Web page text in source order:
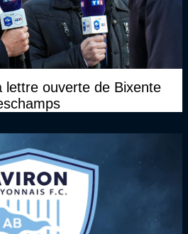
lettre ouverte de Bixente